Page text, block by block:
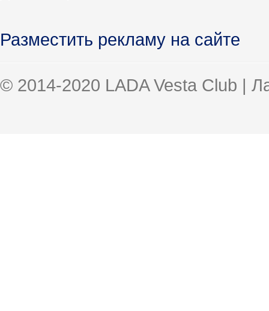
Разместить рекламу на сайте
© 2014-2020 LADA Vesta Club |